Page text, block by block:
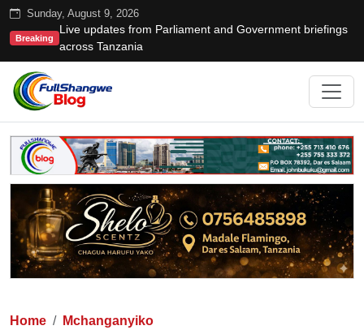
Sunday, August 9, 2026
Breaking
Live updates from Parliament and Government briefings
across Tanzania
Home Mchanganyiko